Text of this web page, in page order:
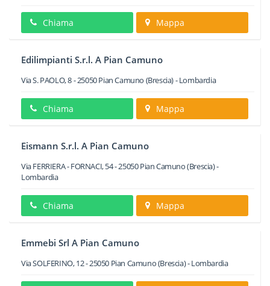
Chiama Mappa
Edilimpianti S.r.l. A Pian Camuno
Via S. PAOLO, 8-25050Pian Camuno (Brescia) -Lombardia
Chiama Mappa
Eismann S.r.l. A Pian Camuno
Via FERRIERA - FORNACI, 54-25050Pian Camuno(Brescia) -
Lombardia
Chiama Mappa
Emmebi Srl A Pian Camuno
Via SOLFERINO, 12-25050 Pian Camuno(Brescia) -Lombardia